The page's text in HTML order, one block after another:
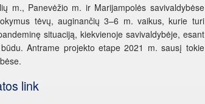
m., Panevėžio m. ir Marijampolės savivaldybėse
tėvų, auginančių 3–6 m. vaikus, kurie turi
situaciją, kiekvienoje savivaldybėje, esant
Antrame projekto etape 2021 m. sausį tokie
link